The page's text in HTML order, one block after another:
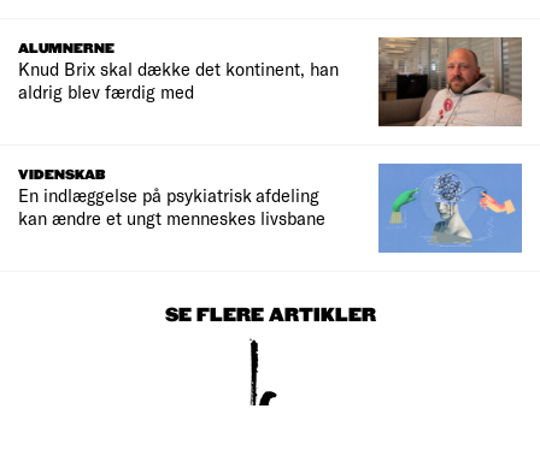
ALUMNERNE
Knud Brix skal dække det kontinent, han
aldrig blev færdig med
VIDENSKAB
En indlæggelse på psykiatrisk afdeling
kan ændre et ungt menneskes livsbane
SE FLERE ARTIKLER